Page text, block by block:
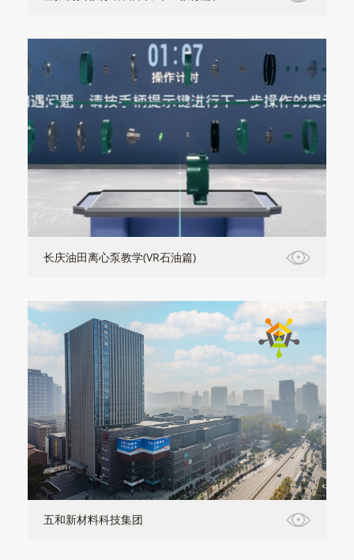
长庆油田离心泵教学(VR石油篇)
五和新材料科技集团